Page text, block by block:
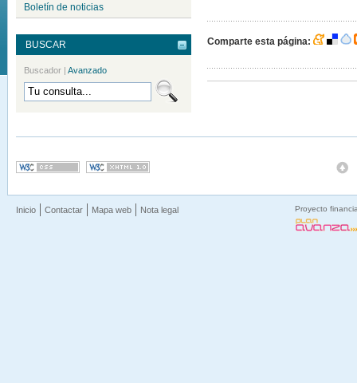
Boletín de noticias
BUSCAR
Buscador | Avanzado
Comparte esta página:
Inicio Contactar Mapa web Nota legal Proyecto